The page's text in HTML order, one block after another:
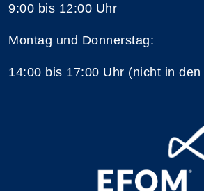
9:00 bis 12:00 Uhr
Montag und Donnerstag:
14:00 bis 17:00 Uhr (nicht in den